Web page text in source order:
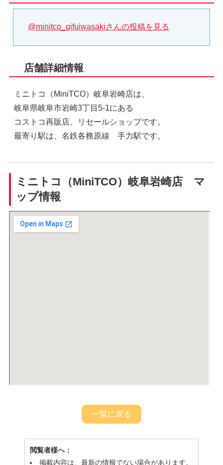
@minitco_gifuiwasakiさんの投稿を見る
店舗詳細情報
ミニトコ（MiniTCO）岐阜岩崎店は、
岐阜県岐阜市岩崎3丁目5-1にある
コストコ再販店、リセールショップです。
最寄り駅は、名鉄各務原線 手力駅です。
ミニトコ（MiniTCO）岐阜岩崎店 マ
ップ情報
一覧に戻る
閲覧者様へ：
掲載内容は、最新の情報でない場合があります。